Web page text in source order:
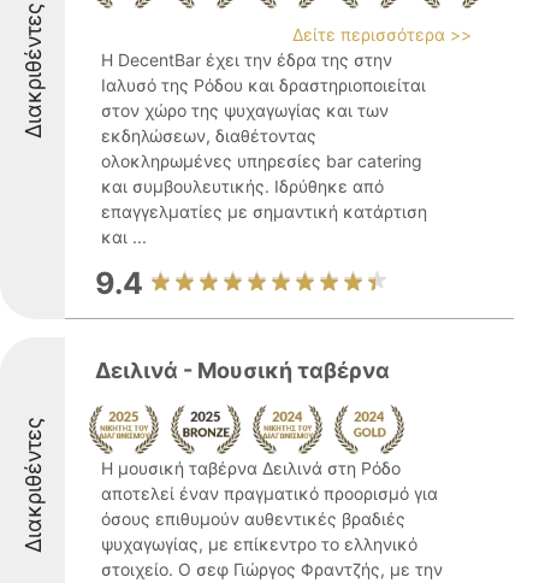
Διακριθέντες
Δείτε περισσότερα >>
Η DecentBar έχει την έδρα της στην
Ιαλυσό της Ρόδου και δραστηριοποιείται
στον χώρο της ψυχαγωγίας και των
εκδηλώσεων, διαθέτοντας
ολοκληρωμένες υπηρεσίες bar catering
και συμβουλευτικής. Ιδρύθηκε από
επαγγελματίες με σημαντική κατάρτιση
και ...
9.4
Διακριθέντες
Δειλινά - Μουσική ταβέρνα
Η μουσική ταβέρνα Δειλινά στη Ρόδο
αποτελεί έναν πραγματικό προορισμό για
όσους επιθυμούν αυθεντικές βραδιές
ψυχαγωγίας, με επίκεντρο το ελληνικό
στοιχείο. Ο σεφ Γιώργος Φραντζής, με την